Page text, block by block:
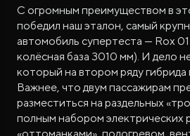
С огромным преимуществом в
победил наш эталон, самый
автомобиль супертеста — Rox
колёсная база 3010 мм). И дело
который на втором ряду
Важнее, что двум пассажирам
разместиться на раздельных
полным набором электрических